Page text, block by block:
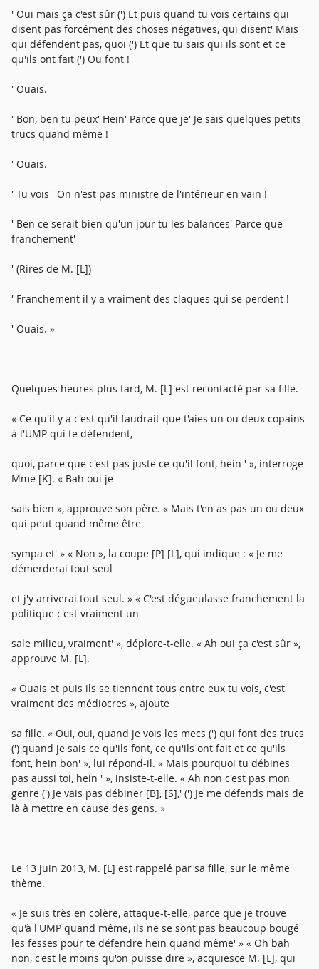
' Oui mais ça c'est sûr (') Et puis quand tu vois certains qui
disent pas forcément des choses négatives, qui disent' Mais
qui défendent pas, quoi (') Et que tu sais qui ils sont et ce
qu'ils ont fait (') Ou font !
' Ouais.
' Bon, ben tu peux' Hein' Parce que je' Je sais quelques petits
trucs quand même !
' Ouais.
' Tu vois ' On n'est pas ministre de l'intérieur en vain !
' Ben ce serait bien qu'un jour tu les balances' Parce que
franchement'
' (Rires de M. [L])
' Franchement il y a vraiment des claques qui se perdent !
' Ouais. »
Quelques heures plus tard, M. [L] est recontacté par sa fille.
« Ce qu'il y a c'est qu'il faudrait que t'aies un ou deux copains
à l'UMP qui te défendent,
quoi, parce que c'est pas juste ce qu'il font, hein ' », interroge
Mme [K]. « Bah oui je
sais bien », approuve son père. « Mais t'en as pas un ou deux
qui peut quand même être
sympa et' » « Non », la coupe [P] [L], qui indique : « Je me
démerderai tout seul
et j'y arriverai tout seul. » « C'est dégueulasse franchement la
politique c'est vraiment un
sale milieu, vraiment' », déplore-t-elle. « Ah oui ça c'est sûr »,
approuve M. [L].
« Ouais et puis ils se tiennent tous entre eux tu vois, c'est
vraiment des médiocres », ajoute
sa fille. « Oui, oui, quand je vois les mecs (') qui font des trucs
(') quand je sais ce qu'ils font, ce qu'ils ont fait et ce qu'ils
font, hein bon' », lui répond-il. « Mais pourquoi tu débines
pas aussi toi, hein ' », insiste-t-elle. « Ah non c'est pas mon
genre (') Je vais pas débiner [B], [S],' (') Je me défends mais de
là à mettre en cause des gens. »
Le 13 juin 2013, M. [L] est rappelé par sa fille, sur le même
thème.
« Je suis très en colère, attaque-t-elle, parce que je trouve
qu'à l'UMP quand même, ils ne se sont pas beaucoup bougé
les fesses pour te défendre hein quand même' » « Oh bah
non, c'est le moins qu'on puisse dire », acquiesce M. [L], qui